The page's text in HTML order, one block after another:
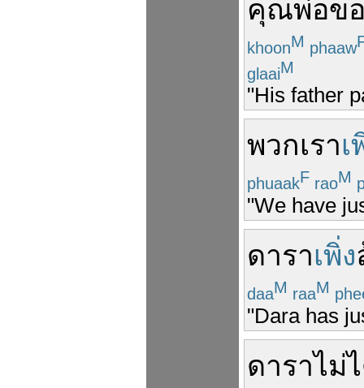
คุณพ่อข
khoonM phaaw
glaaiM
"His father
พวกเราเ
phuaakF raoM
"We have
ดาราเพิ่ง
daaM raaM
"Dara has
ดาราไม่